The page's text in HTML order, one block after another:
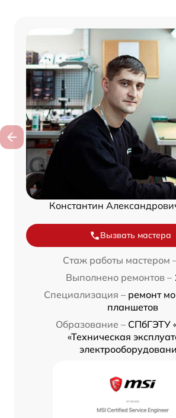
Константин
Вызвать мастера
Стаж работы мастером
Выполнено ремонтов –
Специализация – ремонт
планшетов
Образование – СПбГЭТУ
«Техническая